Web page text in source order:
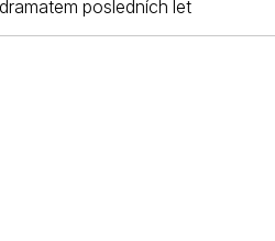
posledních let